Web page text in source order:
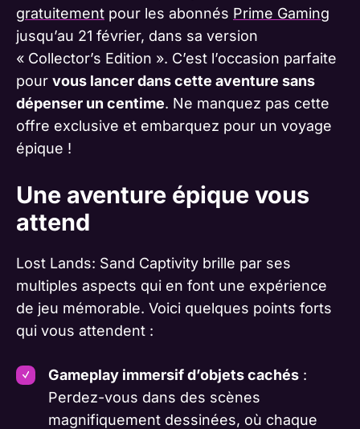
gratuitement pour les abonnés Prime Gaming
jusqu’au 21 février, dans sa version
« Collector’s Edition ». C’est l’occasion parfaite
pour vous lancer dans cette aventure sans
dépenser un centime. Ne manquez pas cette
offre exclusive et embarquez pour un voyage
épique !
Une aventure épique vous
attend
Lost Lands: Sand Captivity brille par ses
multiples aspects qui en font une expérience
de jeu mémorable. Voici quelques points forts
qui vous attendent :
Gameplay immersif d’objets cachés:
Perdez-vous dans des scènes
magnifiquement dessinées, où chaque